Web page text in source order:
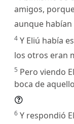
amigos,
aunque habían
4 Y Eliú había
los otros eran
5 Pero viendo
boca de
6 Y respondió